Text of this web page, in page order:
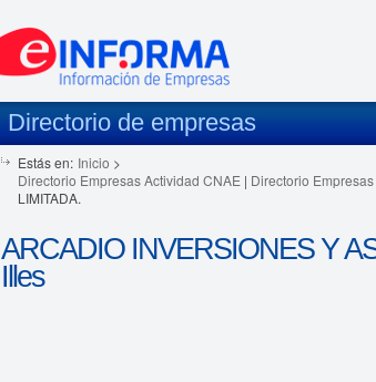
Directorio de empresas
Estás en: Inicio >
Directorio Empresas Actividad CNAE | Directorio
LIMITADA.
ARCADIO INVERSIONES Y
Illes